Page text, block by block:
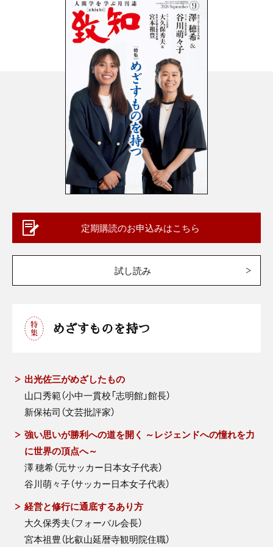
定期購読のお申込みはこちら
試し読み
めざすものを持つ
出光佐三がめざしたもの
山口秀範（小中一貫校「志明館」館長）
新保祐司（文芸批評家）
強い思いが勝利への道を開く ～レジェンドへの憧れを力
に世界の頂点へ～
澤 穂希（元サッカー日本女子代表）
谷川萌々子（サッカー日本女子代表）
経営と修行に通底するあり方
大久保秀夫（フォーバル会長）
宮本祖豊（比叡山延暦寺観明院住職）